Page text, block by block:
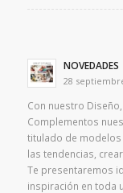
NOVEDADES
28
Con nuestro
Complementos
titulado de modelos
las tendencias,
Te presentaremos
inspiración en toda